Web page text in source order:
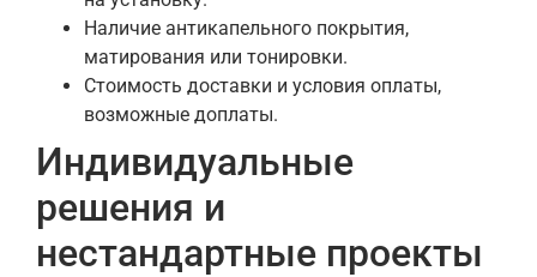
Наличие антикапельного покрытия,
матирования или тонировки.
Стоимость доставки и условия оплаты,
возможные доплаты.
Индивидуальные
решения и
нестандартные проекты